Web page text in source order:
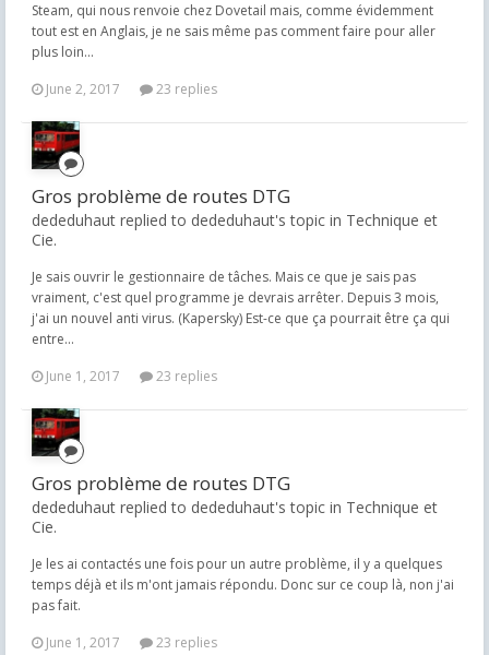
Steam, qui nous renvoie chez Dovetail mais, comme évidemment
tout est en Anglais, je ne sais même pas comment faire pour aller
plus loin...
June 2, 2017
23 replies
Gros problème de routes DTG
dededuhaut replied to dededuhaut's topic in Technique et
Cie.
Je sais ouvrir le gestionnaire de tâches. Mais ce que je sais pas
vraiment, c'est quel programme je devrais arrêter. Depuis 3 mois,
j'ai un nouvel anti virus. (Kapersky) Est-ce que ça pourrait être ça qui
entre...
June 1, 2017
23 replies
Gros problème de routes DTG
dededuhaut replied to dededuhaut's topic in Technique et
Cie.
Je les ai contactés une fois pour un autre problème, il y a quelques
temps déjà et ils m'ont jamais répondu. Donc sur ce coup là, non j'ai
pas fait.
June 1, 2017
23 replies